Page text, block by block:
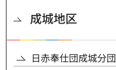
成城地区
日赤奉仕団成城分団